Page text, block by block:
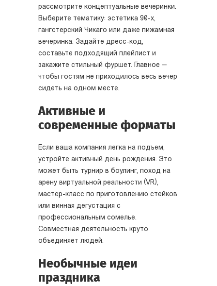
рассмотрите концептуальные вечеринки.
Выберите тематику: эстетика 90-х,
гангстерский Чикаго или даже пижамная
вечеринка. Задайте дресс-код,
составьте подходящий плейлист и
закажите стильный фуршет. Главное —
чтобы гостям не приходилось весь вечер
сидеть на одном месте.
Активные и
современные форматы
Если ваша компания легка на подъем,
устройте активный день рождения. Это
может быть турнир в боулинг, поход на
арену виртуальной реальности (VR),
мастер-класс по приготовлению стейков
или винная дегустация с
профессиональным сомелье.
Совместная деятельность круто
объединяет людей.
Необычные идеи
праздника